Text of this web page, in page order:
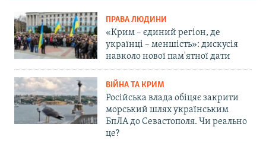
ПРАВА ЛЮДИНИ
«Крим – єдиний регіон, де
українці – меншість»: дискусія
навколо нової пам'ятної дати
ВІЙНА ТА КРИМ
Російська влада обіцяє закрити
морський шлях українським
БпЛА до Севастополя. Чи реально
це?